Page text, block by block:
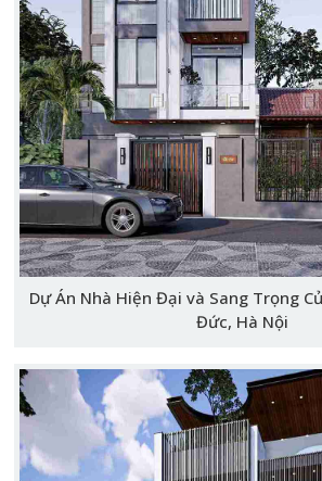
Dự Án Nhà Hiện Đại và Sang Trọng
Đức, Hà Nội